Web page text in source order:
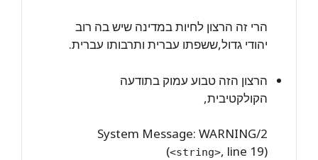
הרי זה הרצון לחיות במדינה שיש בה רוב
יהודי גדול,ששפתו עברית ותרבותו עברית.
הרצון הזה טבוע עמוק בתודעה
הקולקטיבית,
System Message: WARNING/2
(<string>, line 19)